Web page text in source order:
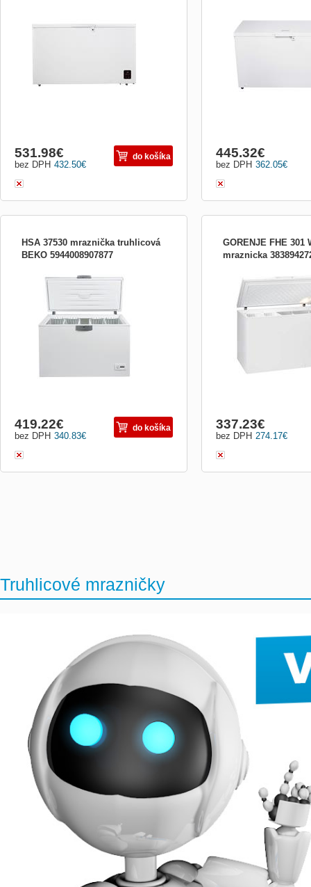
× 142,9 × 74,6 cm
432.50€
bez DPH
531.98€ do košíka
FastFreeze, 371 l, E, 40
130 × 70 cm
362.05€
bez DPH
445.32€
HSA 37530 mraznička truhlicová
BEKO 5944008907877
Energetická trieda A++ Čistý objem
mrazničky (l) 350 Spotreba energie
(kWh/24h) 0,584 Odolnosť voči výpadku
prúdu (h) 67 Zmrazovacia kapacita
(kg/24h) 22 Rýchle zmrazovanie
Uzamykateľné veko Osvetlenie vnútra 4
drôtené košíky 4 kolieska Rozmery
340.83€
bez DPH
419.22€ do košíka
GORENJE FHE 301
mraznicka
Truhlicová mraznička
A+ Rýchle mrazenie
nastaviteľná teplota
ST/SN/N/T Vnútorné
mrazničky: štandardné
Signalizacia prehriatia
274.17€
bez DPH
337.23€
Truhlicové mrazničky